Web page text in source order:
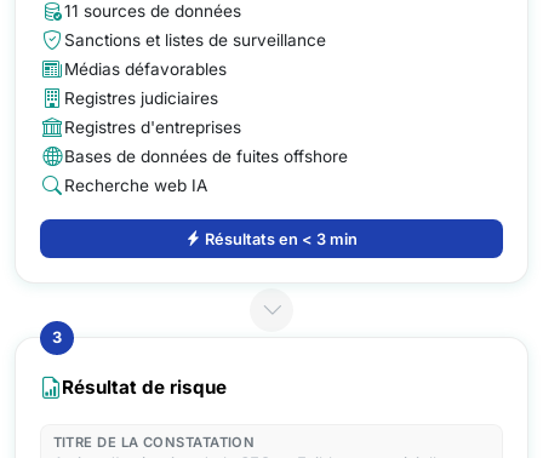
11 sources de données
Sanctions et listes de surveillance
Médias défavorables
Registres judiciaires
Registres d'entreprises
Bases de données de fuites offshore
Recherche web IA
Résultats en < 3 min
3
Résultat de risque
TITRE DE LA CONSTATATION